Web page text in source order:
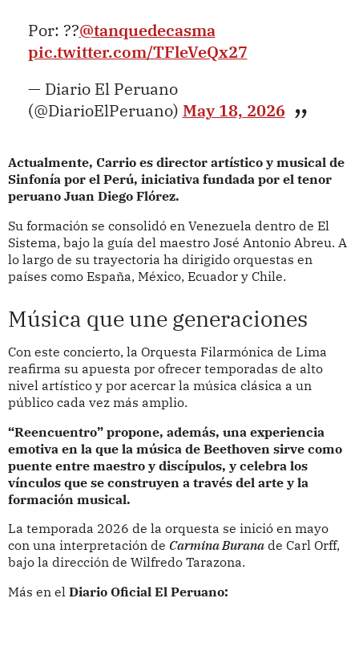
Por: ??@tanquedecasma
pic.twitter.com/TFleVeQx27
— Diario El Peruano
(@DiarioElPeruano) May 18, 2026
Actualmente, Carrio es director artístico y musical de
Sinfonía por el Perú, iniciativa fundada por el tenor
peruano Juan Diego Flórez.
Su formación se consolidó en Venezuela dentro de El
Sistema, bajo la guía del maestro José Antonio Abreu. A
lo largo de su trayectoria ha dirigido orquestas en
países como España, México, Ecuador y Chile.
Música que une generaciones
Con este concierto, la Orquesta Filarmónica de Lima
reafirma su apuesta por ofrecer temporadas de alto
nivel artístico y por acercar la música clásica a un
público cada vez más amplio.
“Reencuentro” propone, además, una experiencia
emotiva en la que la música de Beethoven sirve como
puente entre maestro y discípulos, y celebra los
vínculos que se construyen a través del arte y la
formación musical.
La temporada 2026 de la orquesta se inició en mayo
con una interpretación de Carmina Buranade Carl Orff,
bajo la dirección de Wilfredo Tarazona.
Más en el Diario Oficial El Peruano: